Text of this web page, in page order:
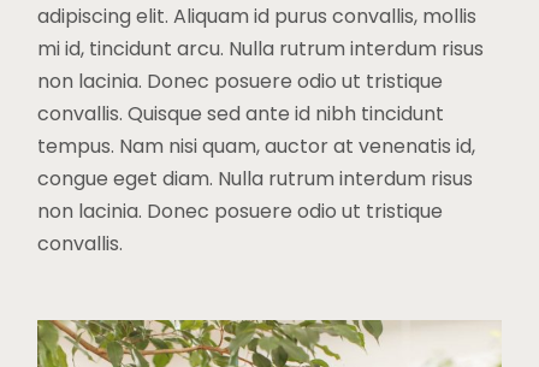
adipiscing elit. Aliquam id purus convallis, mollis
mi id, tincidunt arcu. Nulla rutrum interdum risus
non lacinia. Donec posuere odio ut tristique
convallis. Quisque sed ante id nibh tincidunt
tempus. Nam nisi quam, auctor at venenatis id,
congue eget diam. Nulla rutrum interdum risus
non lacinia. Donec posuere odio ut tristique
convallis.